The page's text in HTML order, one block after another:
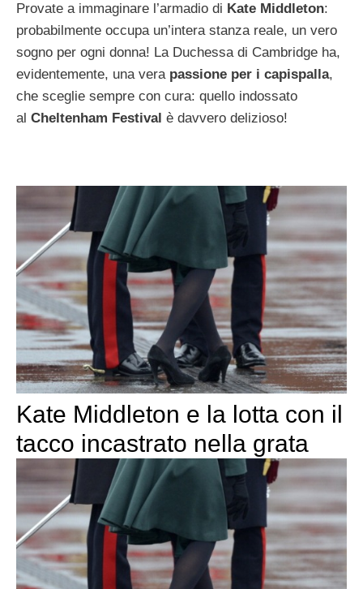
Provate a immaginare l’armadio di Kate Middleton:
probabilmente occupa un’intera stanza reale, un vero
sogno per ogni donna! La Duchessa di Cambridge ha,
evidentemente, una verapassione per i capispalla,
che sceglie sempre con cura: quello indossato
al Cheltenham Festival è davvero delizioso!
Kate Middleton e la lotta con il
tacco incastrato nella grata